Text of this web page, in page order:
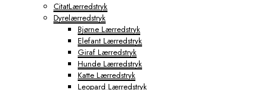
CitatLærredstryk
Dyrelærredstryk
Bjørne Lærredstryk
Elefant Lærredstryk
Giraf Lærredstryk
Hunde Lærredstryk
Katte Lærredstryk
Leopard Lærredstryk